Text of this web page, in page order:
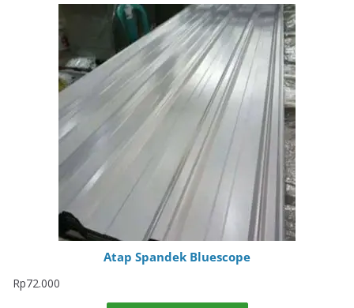
Atap Spandek Bluescope
Rp72.000